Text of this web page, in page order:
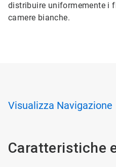
distribuire uniformemente i
camere bianche.
Visualizza Navigazione
Caratteristiche